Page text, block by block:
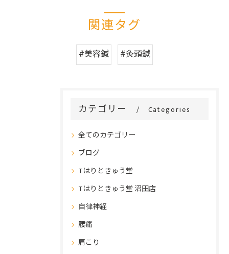
関連タグ
#美容鍼 #灸頭鍼
カテゴリー Categories
全てのカテゴリー
ブログ
Tはりときゅう堂
Tはりときゅう堂 沼田店
自律神経
腰痛
肩こり